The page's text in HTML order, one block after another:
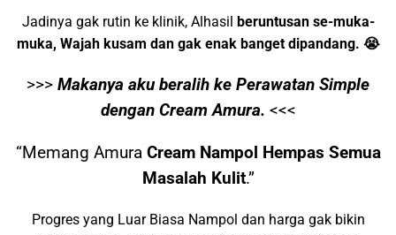
Jadinya gak rutin ke klinik, Alhasil
beruntusan se-muka-
muka, Wajah kusam dan gak enak banget dipandang. 😭
>>> Makanya aku beralih ke Perawatan Simple
dengan Cream Amura. <<<
“Memang Amura Cream Nampol Hempas Semua
Masalah Kulit.”
Progres yang Luar Biasa Nampol dan harga gak bikin